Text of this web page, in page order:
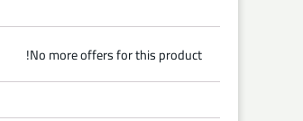
No more offers for this product!